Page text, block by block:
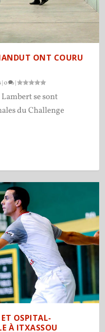
ONT COURU
|0 |
se sont
du Challenge
OSPITAL-
À ITXASSOU